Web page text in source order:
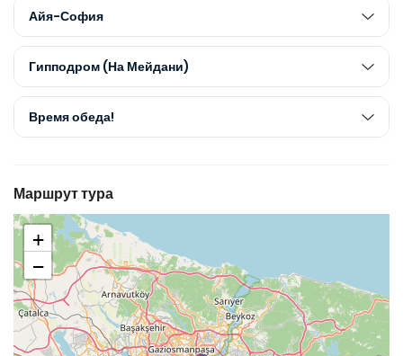
Айя-София
Гипподром (На Мейдани)
Время обеда!
Маршрут тура
+
−